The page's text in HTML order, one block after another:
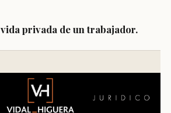
privada de un trabajador.